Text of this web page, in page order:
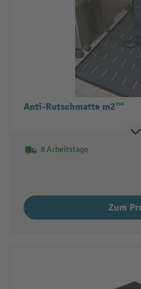
Anti-Rutschmatte m2™
8 Arbeitstage
Zum